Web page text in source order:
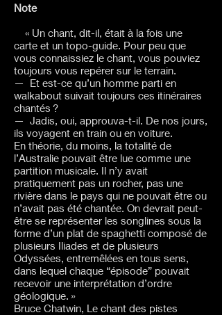
Note
« Un chant, dit-il, était à la fois une
carte et un topo-guide. Pour peu que
vous connaissiez le chant, vous pouviez
toujours vous repérer sur le terrain.
— Et est-ce qu’un homme parti en
walkabout suivait toujours ces itinéraires
chantés ?
— Jadis, oui, approuva-t-il. De nos jours,
ils voyagent en train ou en voiture.
En théorie, du moins, la totalité de
l’Australie pouvait être lue comme une
partition musicale. Il n’y avait
pratiquement pas un rocher, pas une
rivière dans le pays qui ne pouvait être ou
n’avait pas été chantée. On devrait peut-
être se représenter les songlines sous la
forme d’un plat de spaghetti composé de
plusieurs Iliades et de plusieurs
Odyssées, entremêlées en tous sens,
dans lequel chaque “épisode” pouvait
recevoir une interprétation d’ordre
géologique. »
Bruce Chatwin, Le chant des pistes